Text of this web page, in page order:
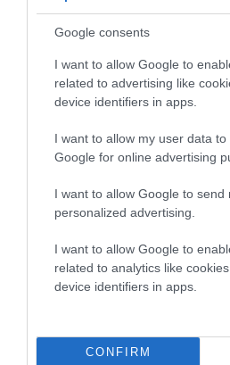
Google consents
I want to allow Google to
related to advertising like
device identifiers in apps.
I want to allow my user data
Google for online advertising
I want to allow Google to send
personalized advertising.
I want to allow Google to
related to analytics like
device identifiers in apps.
CONFIRM